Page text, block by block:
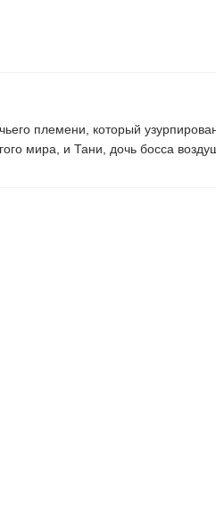
племени, который
мира, и Тани, дочь босса